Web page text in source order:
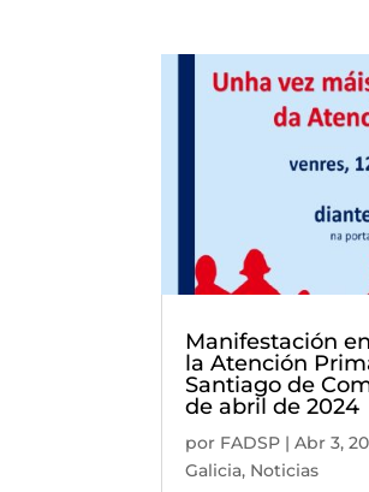
Manifestación
la Atención
Santiago de
de abril de 2024
por FADSP |Abr 3,
Galicia, Noticias